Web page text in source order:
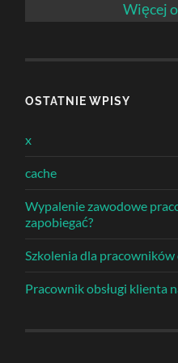
Więcej
OSTATNIE WPISY
x
cache
Wypalenie zawodowe
zapobiegać?
Szkolenia dla pracowników
Pracownik obsługi klienta